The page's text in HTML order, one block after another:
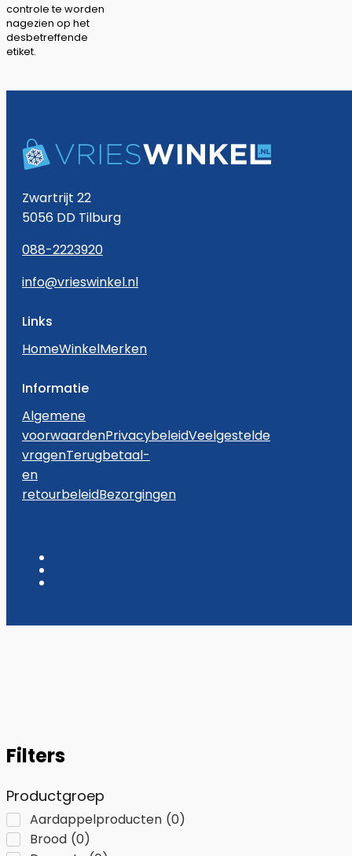
controle te worden
nagezien op het
desbetreffende
etiket.
Zwartrijt 22
5056 DD Tilburg
088-2223920
info@vrieswinkel.nl
Links
HomeWinkelMerken
Informatie
Algemene
voorwaardenPrivacybeleidVeelgestelde
vragenTerugbetaal-
en
retourbeleidBezorgingen
Filters
Productgroep
Aardappelproducten (0)
Brood (0)